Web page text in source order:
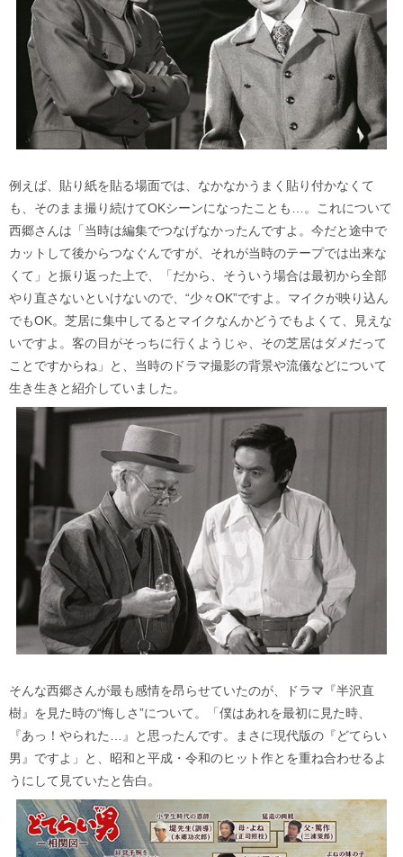
例えば、貼り紙を貼る場面では、なかなかうまく貼り付かなくて
も、そのまま撮り続けてOKシーンになったことも…。これについて
西郷さんは「当時は編集でつなげなかったんですよ。今だと途中で
カットして後からつなぐんですが、それが当時のテープでは出来な
くて」と振り返った上で、「だから、そういう場合は最初から全部
やり直さないといけないので、“少々OK”ですよ。マイクが映り込ん
でもOK。芝居に集中してるとマイクなんかどうでもよくて、見えな
いですよ。客の目がそっちに行くようじゃ、その芝居はダメだって
ことですからね」と、当時のドラマ撮影の背景や流儀などについて
生き生きと紹介していました。
そんな西郷さんが最も感情を昂らせていたのが、ドラマ『半沢直
樹』を見た時の“悔しさ”について。「僕はあれを最初に見た時、
『あっ！やられた…』と思ったんです。まさに現代版の『どてらい
男』ですよ」と、昭和と平成・令和のヒット作とを重ね合わせるよ
うにして見ていたと告白。